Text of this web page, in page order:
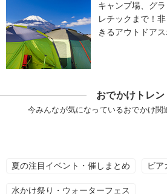
キャンプ場、グ
レチックまで！
きるアウトドア
おでかけトレン
今みんなが気になっているおでかけ関
夏の注目イベント・催しまとめ ビア
水かけ祭り・ウォーターフェス